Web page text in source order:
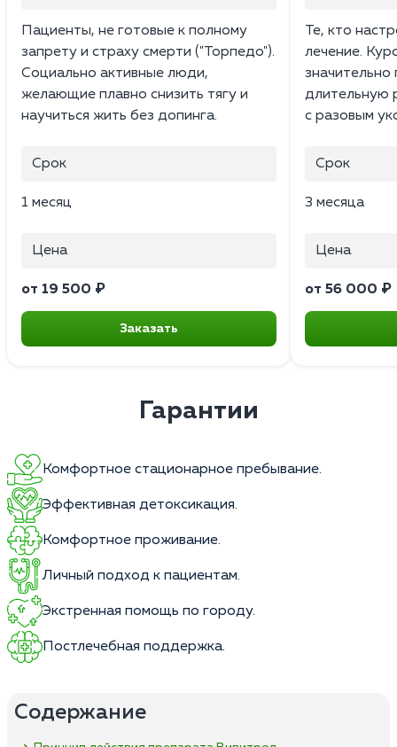
Пациенты, не готовые к полному
запрету и страху смерти ("Торпедо").
Социально активные люди,
желающие плавно снизить тягу и
научиться жить без допинга.
Срок
1 месяц
Цена
от 19 500 ₽
Заказать
Те, кто
лечение.
длительную
с разовым
Срок
3 месяца
Цена
от 56 000 ₽
Гарантии
Комфортное стационарное пребывание.
Эффективная детоксикация.
Комфортное проживание.
Личный подход к пациентам.
Экстренная помощь по городу.
Постлечебная поддержка.
Содержание